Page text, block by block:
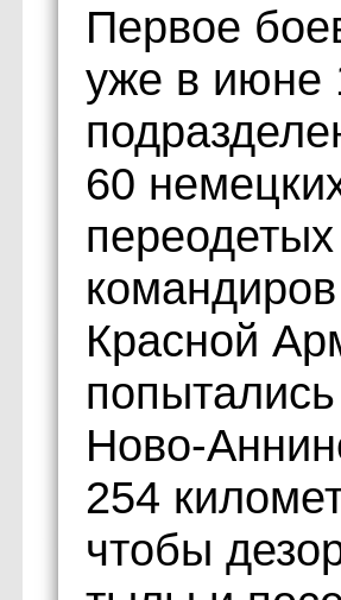
Первое
уже в июне
60
Красной
Ново-
254
чтобы